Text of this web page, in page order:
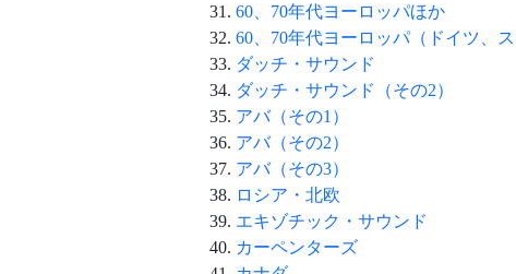
60、70年代ヨーロッパほか
60、70年代ヨーロッパ（ドイツ、ス
ダッチ・サウンド
ダッチ・サウンド（その2）
アバ（その1）
アバ（その2）
アバ（その3）
ロシア・北欧
エキゾチック・サウンド
カーペンターズ